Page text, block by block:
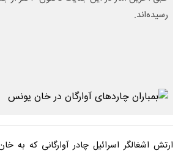
رسیده‌اند.
ارتش اشغالگر اسرائیل چادر آوارگانی که به